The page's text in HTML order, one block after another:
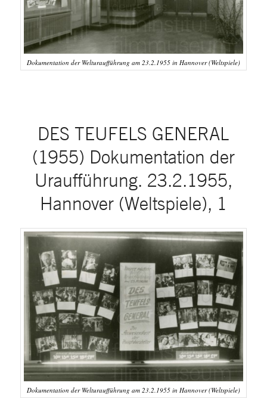
Dokumentation der Welturaufführung am 23.2.1955 in Hannover (Weltspiele)
DES TEUFELS GENERAL
(1955) Dokumentation der
Uraufführung. 23.2.1955,
Hannover (Weltspiele), 1
Dokumentation der Welturaufführung am 23.2.1955 in Hannover (Weltspiele)